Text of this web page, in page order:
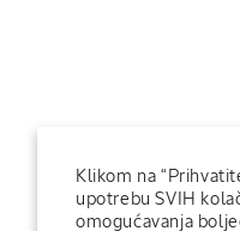
Klikom na
upotrebu SVIH
omogućavanja